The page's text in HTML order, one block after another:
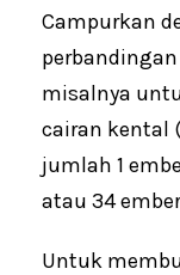
Campurkan
perbandingan
misalnya
cairan kental
jumlah 1
atau 34
Untuk